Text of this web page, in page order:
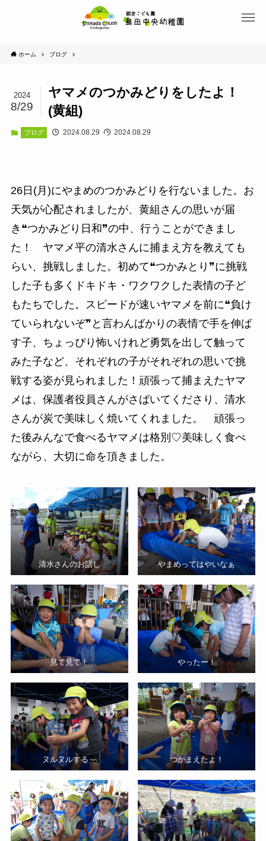
ホーム ブログ
ヤマメのつかみどりをしたよ！
(黄組)
2024
8/29
ブログ 2024.08.29 2024.08.29
26日(月)にやまめのつかみどりを行ないました。お
天気が心配されましたが、黄組さんの思いが届
き❝つかみどり日和❞の中、行うことができまし
た！ ヤマメ平の清水さんに捕まえ方を教えても
らい、挑戦しました。初めて❝つかみとり❞に挑戦
した子も多くドキドキ・ワクワクした表情の子ど
もたちでした。スピードが速いヤマメを前に❝負け
ていられないぞ❞と言わんばかりの表情で手を伸ば
す子、ちょっぴり怖いけれど勇気を出して触って
みた子など、それぞれの子がそれぞれの思いで挑
戦する姿が見られました！頑張って捕まえたヤマ
メは、保護者役員さんがさばいてくださり、清水
さんが炭で美味しく焼いてくれました。 頑張っ
た後みんなで食べるヤマメは格別♡美味しく食べ
ながら、大切に命を頂きました。
清水さんのお話し やまめってはやいなぁ
見て見て！ やったー！
ヌルヌルする～ つかまえたよ！